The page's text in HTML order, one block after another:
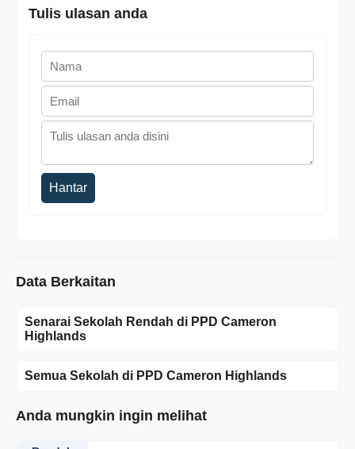
Tulis ulasan anda
Hantar
Data Berkaitan
Senarai Sekolah Rendah di PPD Cameron
Highlands
Semua Sekolah di PPD Cameron Highlands
Anda mungkin ingin melihat